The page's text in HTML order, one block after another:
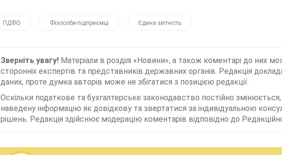
ПДФО Фізособи-підприємці Єдина звітність
Зверніть увагу! Матеріали в розділі «Новини», а також коментарі до них
сторонніх експертів та представників державних органів. Редакція
даних, проте думка авторів може не збігатися з позицією редакції.
Оскільки податкове та бухгалтерське законодавство постійно
наведену інформацію як довідкову та звертатися за індивідуальною
рішень. Редакція здійснює модерацію коментарів відповідно до